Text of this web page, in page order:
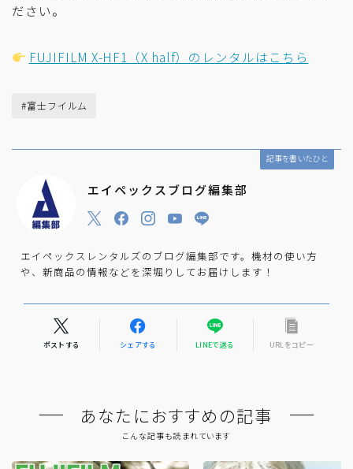
ださい。
FUJIFILM X-HF1（X half）のレンタルはこちら
#富士フイルム
記事を書いたひと
エイペックスブログ編集部
エイペックスレンタルズのブログ編集部です。機材の使い方
や、新商品の情報などを深堀りしてお届けします！
ポストする シェアする LINEで送る URLをコピー
あなたにおすすめの記事
こんな記事も読まれています